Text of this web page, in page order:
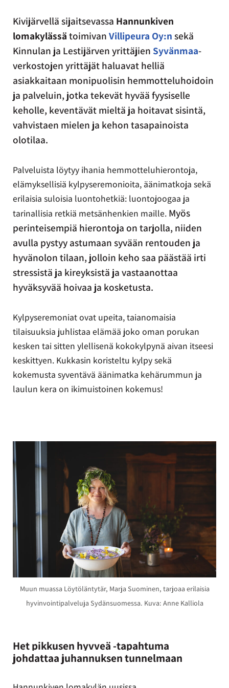
Kivijärvellä sijaitsevassa Hannunkiven
lomakylässätoimivanVillipeura Oy:nsekä
Kinnulan ja Lestijärven yrittäjien Syvänmaa-
verkostojen yrittäjät haluavat helliä
asiakkaitaan monipuolisin hemmotteluhoidoin
ja palveluin, jotka tekevät hyvää fyysiselle
keholle, keventävät mieltä ja hoitavat sisintä,
vahvistaen mielen ja kehon tasapainoista
olotilaa.
Palveluista löytyy ihania hemmotteluhierontoja,
elämyksellisiä kylpyseremonioita, äänimatkoja sekä
erilaisia suloisia luontohetkiä: luontojoogaa ja
tarinallisia retkiä metsänhenkien maille. Myös
perinteisempiä hierontoja on tarjolla, niiden
avulla pystyy astumaan syvään rentouden ja
hyvänolon tilaan, jolloin keho saa päästää irti
stressistä ja kireyksistä ja vastaanottaa
hyväksyvää hoivaa ja kosketusta.
Kylpyseremoniat ovat upeita, taianomaisia
tilaisuuksia juhlistaa elämää joko oman porukan
kesken tai sitten ylellisenä kokokylpynä aivan itseesi
keskittyen. Kukkasin koristeltu kylpy sekä
kokemusta syventävä äänimatka kehärummun ja
laulun kera on ikimuistoinen kokemus!
Muun muassa Löytöläntytär, Marja Suominen, tarjoaa erilaisia
hyvinvointipalveluja Sydänsuomessa. Kuva: Anne Kalliola
Het pikkusen hyvveä -tapahtuma
johdattaa juhannuksen tunnelmaan